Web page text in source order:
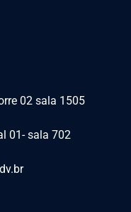
02 sala 1505
01- sala 702